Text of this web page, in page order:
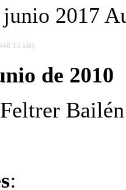
2017
kB)
de 2010
: